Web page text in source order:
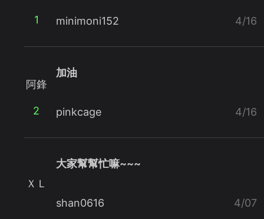
1 minimoni152 4/16
阿鋒
2
加油
pinkcage 4/16
ＸＬ
大家幫幫忙嘛~~~
shan0616 4/07